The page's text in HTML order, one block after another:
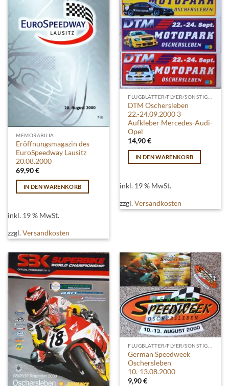
MEMORABILIA
Eröffnungsmagazin des
EuroSpeedway Lausitz
20.08.2000
69,90€
IN DEN WARENKORB
inkl. 19 % MwSt.
zzgl.Versandkosten
DTM Oschersleben
22.-24.09.2000 3
Aufkleber Mercedes-Audi-
Opel
14,90€
IN DEN WARENKORB
inkl. 19 % MwSt.
zzgl.Versandkosten
German Speedweek
Oschersleben
10.-13.08.2000
9,90€